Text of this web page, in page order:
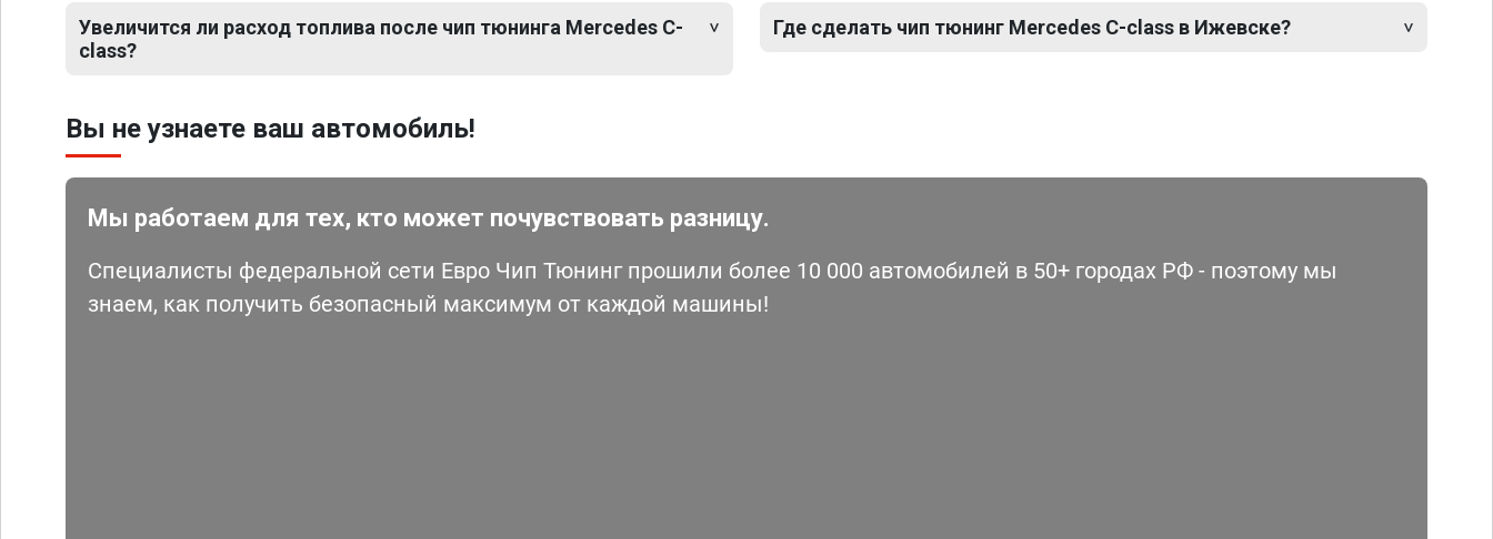
Увеличится ли расход топлива после чип тюнинга Mercedes C-
class?
Где сделать чип тюнинг Mercedes C-class в Ижевске?
Вы не узнаете ваш автомобиль!
Мы работаем для тех, кто может почувствовать разницу.
Специалисты федеральной сети Евро Чип Тюнинг прошили более 10 000 автомобилей в 50+ городах РФ - поэтому мы
знаем, как получить безопасный максимум от каждой машины!